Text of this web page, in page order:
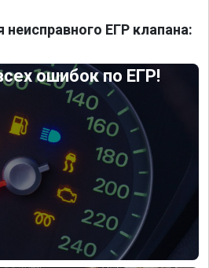
ЕГР клапана:
ошибок по ЕГР!